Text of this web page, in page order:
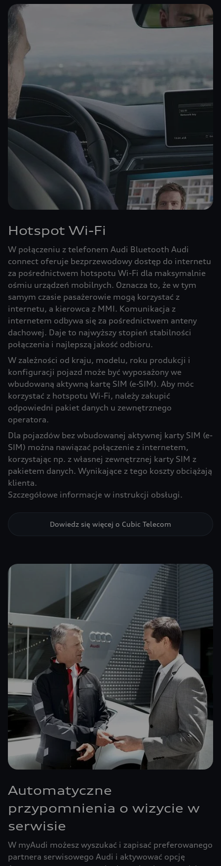
Hotspot Wi-Fi
W połączeniu z telefonem Audi Bluetooth Audi
connect oferuje bezprzewodowy dostęp do internetu
za pośrednictwem hotspotu Wi-Fi dla maksymalnie
ośmiu urządzeń mobilnych. Oznacza to, że w tym
samym czasie pasażerowie mogą korzystać z
internetu, a kierowca z MMI. Komunikacja z
internetem odbywa się za pośrednictwem anteny
dachowej. Daje to najwyższy stopień stabilności
połączenia i najlepszą jakość odbioru.
W zależności od kraju, modelu, roku produkcji i
konfiguracji pojazd może być wyposażony we
wbudowaną aktywną kartę SIM (e-SIM). Aby móc
korzystać z hotspotu Wi-Fi, należy zakupić
odpowiedni pakiet danych u zewnętrznego
operatora.
Dla pojazdów bez wbudowanej aktywnej karty SIM (e-
SIM) można nawiązać połączenie z internetem,
korzystając np. z własnej zewnętrznej karty SIM z
pakietem danych. Wynikające z tego koszty obciążają
klienta.
Szczegółowe informacje w instrukcji obsługi.
Dowiedz się więcej o Cubic Telecom
Automatyczne
przypomnienia o wizycie w
serwisie
W myAudi możesz wyszukać i zapisać preferowanego
partnera serwisowego Audi i aktywować opcję